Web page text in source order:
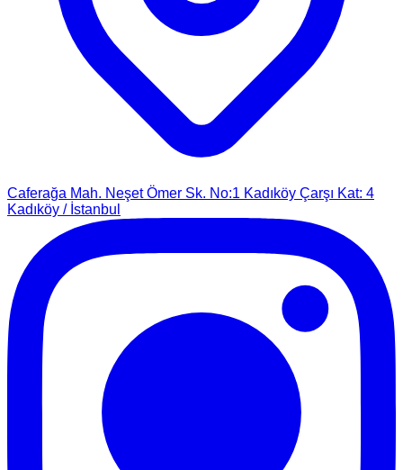
Caferağa Mah. Neşet Ömer Sk. No:1 Kadıköy Çarşı Kat: 4
Kadıköy / İstanbul